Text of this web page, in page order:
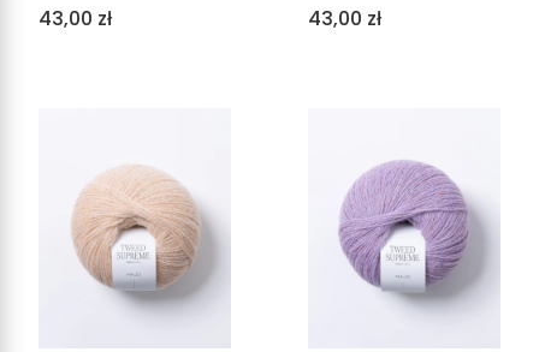
Cena
43,00 zł Cena
43,00 zł